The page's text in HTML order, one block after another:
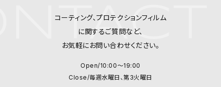
コーティング、プロテクションフィルム
に関するご質問など、
お気軽にお問い合わせください。
Open/10:00～19:00
Close/毎週水曜日、第3火曜日